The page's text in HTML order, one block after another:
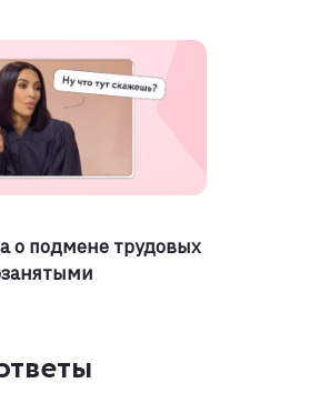
о подмене трудовых